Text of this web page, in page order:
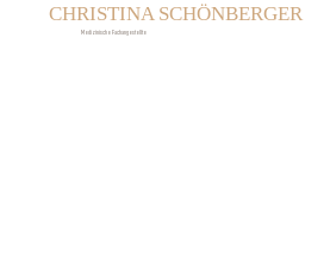
CHRISTINA SCHÖNBERGER
Medizinische Fachangestellte